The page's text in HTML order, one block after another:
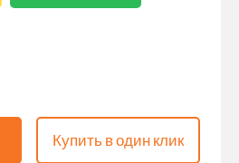
Купить в один клик